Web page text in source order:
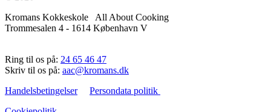
Kromans Kokkeskole All About Cooking
Trommesalen 4 - 1614 København V
Ring til os på: 24 65 46 47
Skriv til os på: aac@kromans.dk
Handelsbetingelser
Persondata politik